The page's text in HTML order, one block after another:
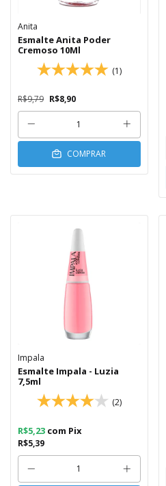
Anita
Esmalte Anita Poder
Cremoso 10Ml
(1)
R$9,79 R$8,90
COMPRAR
Impala
Esmalte Impala - Luzia
7,5ml
(2)
R$5,39
R$5,23 com Pix